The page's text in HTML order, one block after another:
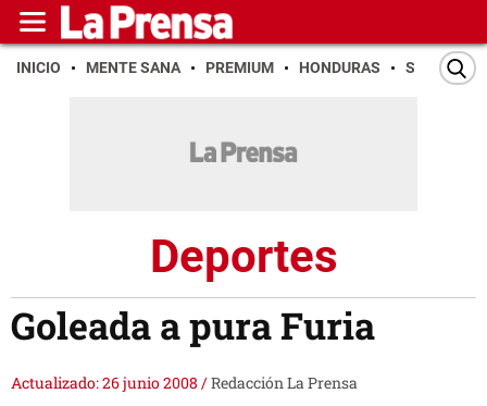
INICIO MENTE SANA PREMIUM HONDURAS SAN PEDRO
Deportes
Goleada a pura Furia
Actualizado: 26 junio 2008 /Redacción La Prensa